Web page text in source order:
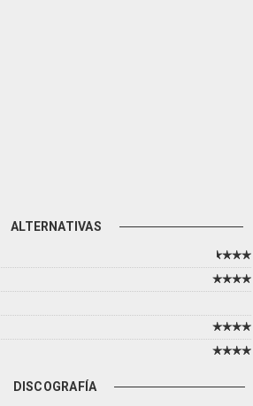
ALTERNATIVAS
DISCOGRAFÍA